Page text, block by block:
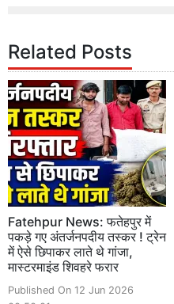
Related Posts
Fatehpur News: फतेहपुर में
पकड़े गए अंतर्जनपदीय तस्कर ! ट्रेन
में ऐसे छिपाकर लाते थे गांजा,
मास्टरमाइंड शिवहरे फरार
Published On 12 Jun 2026